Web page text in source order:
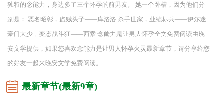
独特的念能力，身边多了三个怀孕的前男友。 她一个卧槽，因为他们分
别是： 恶名昭彰，盗贼头子——库洛洛 杀手世家，业绩标兵——伊尔迷
豪门大少，变态战斗狂——西索 念能力是让男人怀孕全文免费阅读由晚
安文学提供，如果您喜欢念能力是让男人怀孕火灵最新章节，请分享给您
的好友一起来晚安文学免费阅读。
最新章节(最新9章)